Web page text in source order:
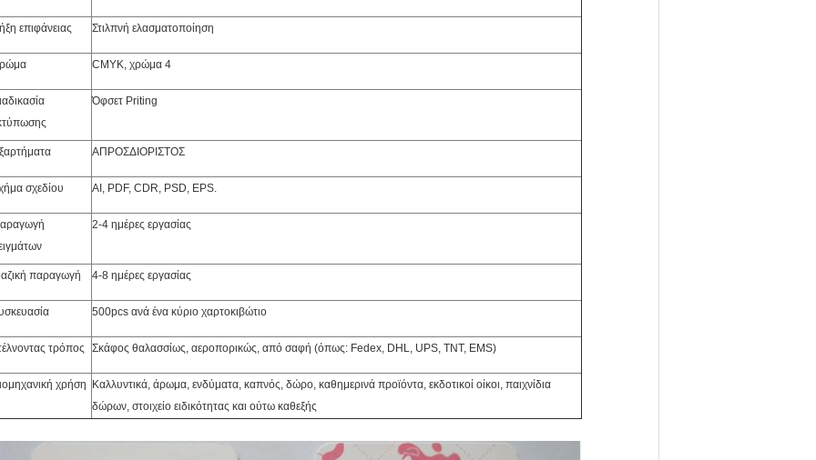
επιφάνειας Στιλπνή ελασματοποίηση
CMYK, χρώμα 4
Όφσετ Priting
ΑΠΡΟΣΔΙΟΡΙΣΤΟΣ
σχεδίου AI, PDF, CDR, PSD, EPS.
2-4 ημέρες εργασίας
παραγωγή 4-8 ημέρες εργασίας
500pcs ανά ένα κύριο χαρτοκιβώτιο
τρόπος Σκάφος θαλασσίως, αεροπορικώς, από σαφή (όπως: Fedex, DHL, UPS, TNT, EMS)
χρήση
Καλλυντικά, άρωμα, ενδύματα, καπνός, δώρο, καθημερινά προϊόντα, εκδοτικοί οίκοι, παιχνίδια
δώρων, στοιχείο ειδικότητας και ούτω καθεξής